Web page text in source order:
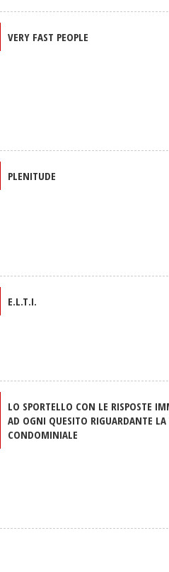
VERY FAST PEOPLE
PLENITUDE
E.L.T.I.
LO SPORTELLO CON LE RISPOSTE
AD OGNI QUESITO RIGUARDANTE LA
CONDOMINIALE